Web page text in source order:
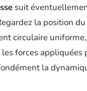
suit
la position du
circulaire
forces appliquées
la